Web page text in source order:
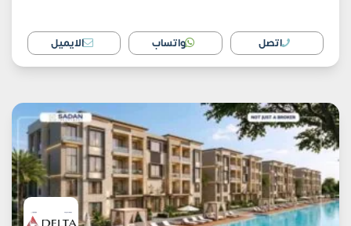
اتصل واتساب الايميل